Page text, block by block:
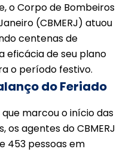
o Corpo de Bombeiros
(CBMERJ) atuou
centenas de
eficácia de seu plano
o período festivo.
do Feriado
marcou o início das
agentes do CBMERJ
453 pessoas em